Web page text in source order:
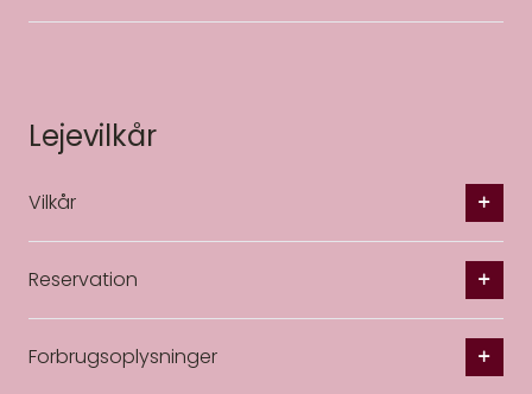
Lejevilkår
Vilkår
Reservation
Forbrugsoplysninger